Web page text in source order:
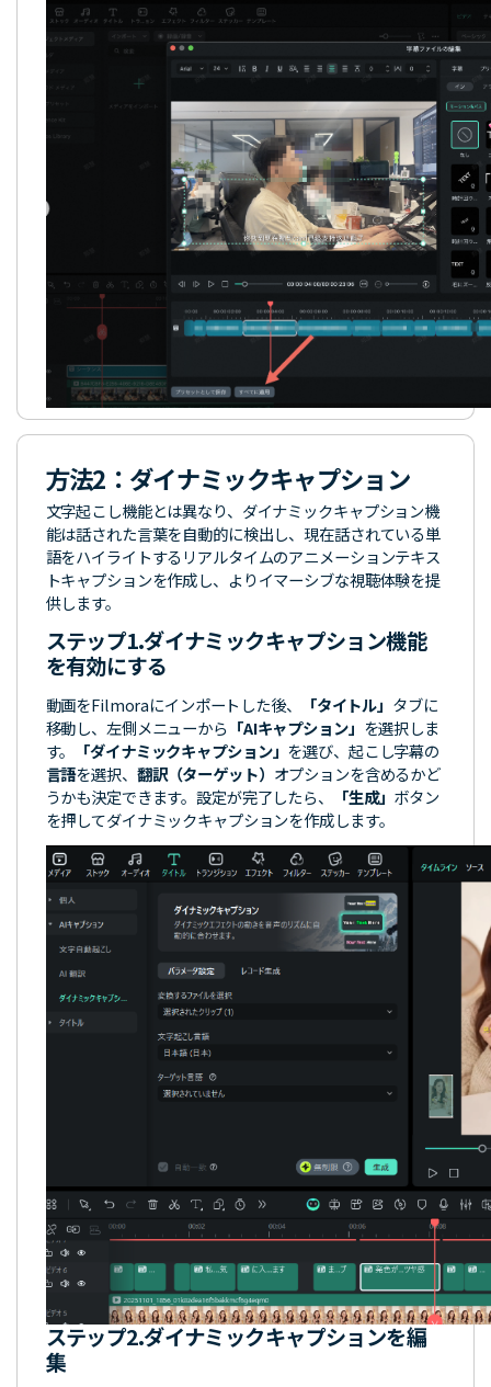
方法2：ダイナミックキャプション
文字起こし機能とは異なり、ダイナミックキャプション機
能は話された言葉を自動的に検出し、現在話されている単
語をハイライトするリアルタイムのアニメーションテキス
トキャプションを作成し、よりイマーシブな視聴体験を提
供します。
ステップ1.ダイナミックキャプション機能
を有効にする
動画をFilmoraにインポートした後、 「タイトル」 タブに
移動し、左側メニューから 「AIキャプション」 を選択しま
す。
「ダイナミックキャプション」 を選び、起こし字幕の
言語を選択、 翻訳（ターゲット） オプションを含めるかど
うかも決定できます。設定が完了したら、
「生成」 ボタン
を押してダイナミックキャプションを作成します。
ステップ2.ダイナミックキャプションを編
集